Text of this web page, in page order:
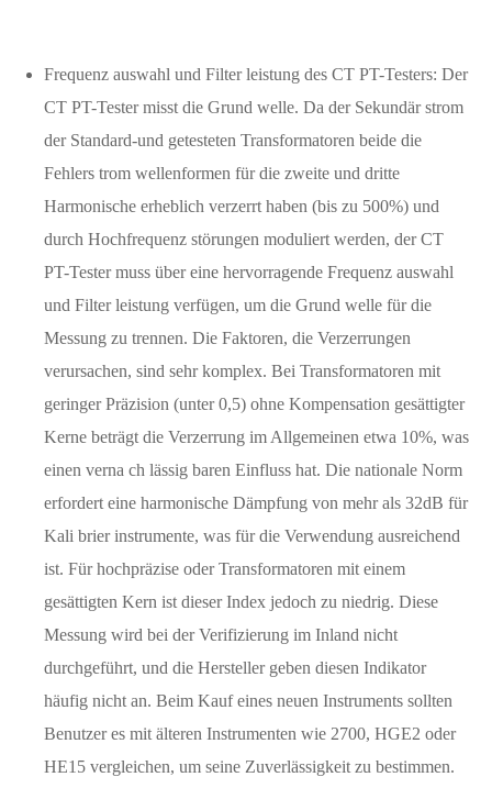
Frequenz auswahl und Filter leistung des CT PT-Testers: Der
CT PT-Tester misst die Grund welle. Da der Sekundär strom
der Standard-und getesteten Transformatoren beide die
Fehlers trom wellenformen für die zweite und dritte
Harmonische erheblich verzerrt haben (bis zu 500%) und
durch Hochfrequenz störungen moduliert werden, der CT
PT-Tester muss über eine hervorragende Frequenz auswahl
und Filter leistung verfügen, um die Grund welle für die
Messung zu trennen. Die Faktoren, die Verzerrungen
verursachen, sind sehr komplex. Bei Transformatoren mit
geringer Präzision (unter 0,5) ohne Kompensation gesättigter
Kerne beträgt die Verzerrung im Allgemeinen etwa 10%, was
einen verna ch lässig baren Einfluss hat. Die nationale Norm
erfordert eine harmonische Dämpfung von mehr als 32dB für
Kali brier instrumente, was für die Verwendung ausreichend
ist. Für hochpräzise oder Transformatoren mit einem
gesättigten Kern ist dieser Index jedoch zu niedrig. Diese
Messung wird bei der Verifizierung im Inland nicht
durchgeführt, und die Hersteller geben diesen Indikator
häufig nicht an. Beim Kauf eines neuen Instruments sollten
Benutzer es mit älteren Instrumenten wie 2700, HGE2 oder
HE15 vergleichen, um seine Zuverlässigkeit zu bestimmen.